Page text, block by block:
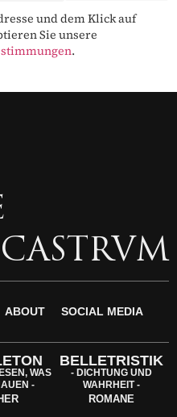
und dem Klick auf
Sie unsere
.
CASTRVM
ABOUT SOCIAL MEDIA
WAS
-
BELLETRISTIK
- DICHTUNG UND
WAHRHEIT -
ROMANE